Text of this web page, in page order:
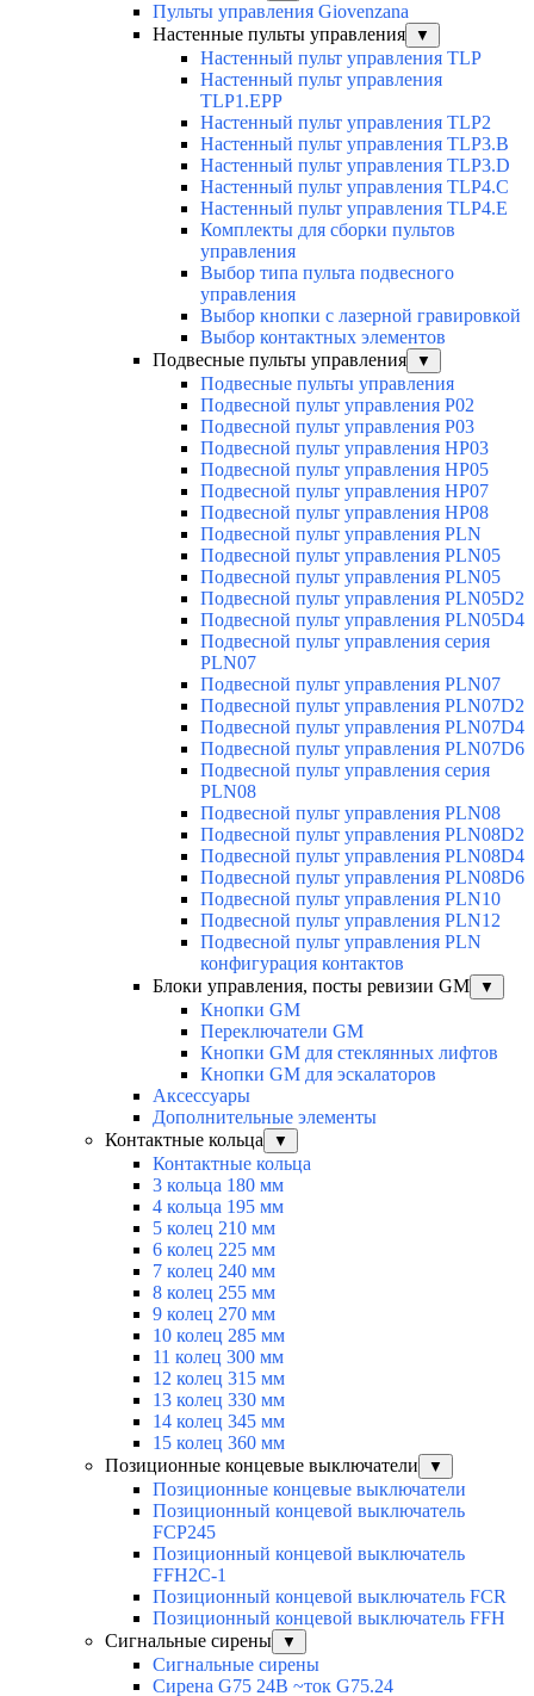
Пульты управления Giovenzana
Настенные пульты управления
▼
Настенный пульт управления TLP
Настенный пульт управления
TLP1.EPP
Настенный пульт управления TLP2
Настенный пульт управления TLP3.B
Настенный пульт управления TLP3.D
Настенный пульт управления TLP4.C
Настенный пульт управления TLP4.E
Комплекты для сборки пультов
управления
Выбор типа пульта подвесного
управления
Выбор кнопки с лазерной гравировкой
Выбор контактных элементов
Подвесные пульты управления
▼
Подвесные пульты управления
Подвесной пульт управления P02
Подвесной пульт управления P03
Подвесной пульт управления HP03
Подвесной пульт управления HP05
Подвесной пульт управления HP07
Подвесной пульт управления HP08
Подвесной пульт управления PLN
Подвесной пульт управления PLN05
Подвесной пульт управления PLN05
Подвесной пульт управления PLN05D2
Подвесной пульт управления PLN05D4
Подвесной пульт управления серия
PLN07
Подвесной пульт управления PLN07
Подвесной пульт управления PLN07D2
Подвесной пульт управления PLN07D4
Подвесной пульт управления PLN07D6
Подвесной пульт управления серия
PLN08
Подвесной пульт управления PLN08
Подвесной пульт управления PLN08D2
Подвесной пульт управления PLN08D4
Подвесной пульт управления PLN08D6
Подвесной пульт управления PLN10
Подвесной пульт управления PLN12
Подвесной пульт управления PLN
конфигурация контактов
Блоки управления, посты ревизии GM
▼
Кнопки GM
Переключатели GM
Кнопки GM для стеклянных лифтов
Кнопки GM для эскалаторов
Аксессуары
Дополнительные элементы
Контактные кольца
▼
Контактные кольца
3 кольца 180 мм
4 кольца 195 мм
5 колец 210 мм
6 колец 225 мм
7 колец 240 мм
8 колец 255 мм
9 колец 270 мм
10 колец 285 мм
11 колец 300 мм
12 колец 315 мм
13 колец 330 мм
14 колец 345 мм
15 колец 360 мм
Позиционные концевые выключатели
▼
Позиционные концевые выключатели
Позиционный концевой выключатель
FCP245
Позиционный концевой выключатель
FFH2C-1
Позиционный концевой выключатель FCR
Позиционный концевой выключатель FFH
Сигнальные сирены
▼
Сигнальные сирены
Сирена G75 24В ~ток G75.24